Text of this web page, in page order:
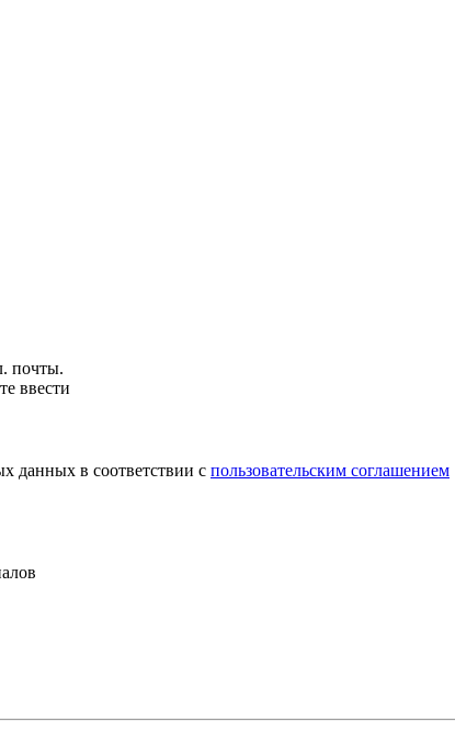
почты.
ввести
данных в соответствии с пользовательским соглашением